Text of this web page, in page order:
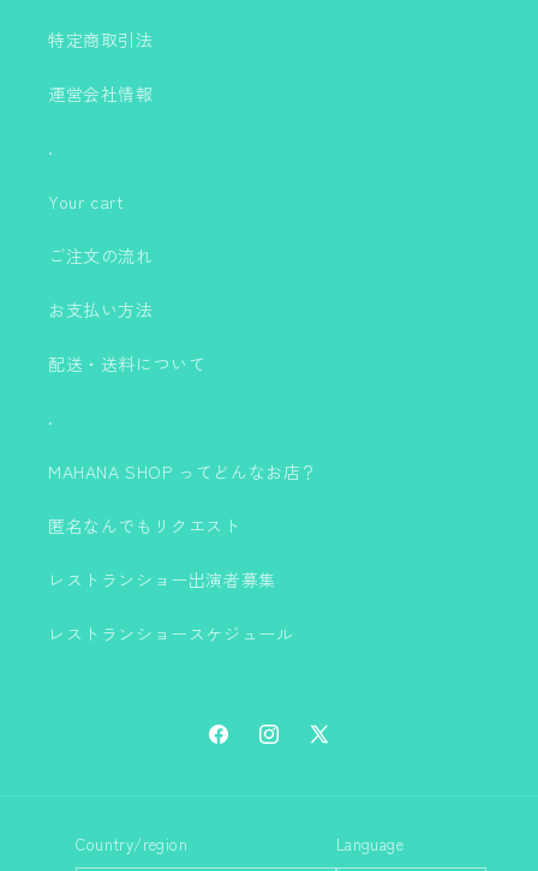
特定商取引法
運営会社情報
.
Your cart
ご注文の流れ
お支払い方法
配送・送料について
.
MAHANA SHOP ってどんなお店？
匿名なんでもリクエスト
レストランショー出演者募集
レストランショースケジュール
FacebookInstagram
X
Country/region Language